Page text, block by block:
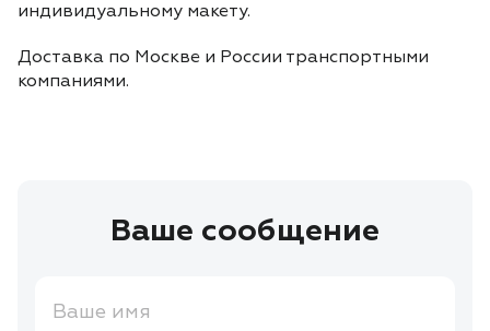
индивидуальному макету.
Доставка по Москве и России транспортными
компаниями.
Ваше сообщение
Ваше имя